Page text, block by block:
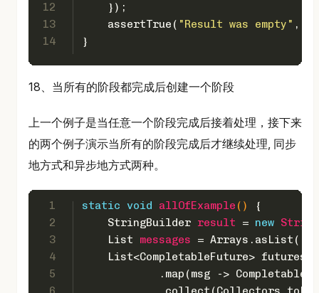
12
13
14
    });
    assertTrue(
"Result was empty" ,
}
18、当所有的阶段都完成后创建一个阶段
上一个例子是当任意一个阶段完成后接着处理，接下来
的两个例子演示当所有的阶段完成后才继续处理, 同步
地方式和异步地方式两种。
1
2
3
4
5
static void allOfExample ()
{
StringBuilder result = new
List
messages = Arrays.asList(
List<CompletableFuture> futures
.map(msg ->